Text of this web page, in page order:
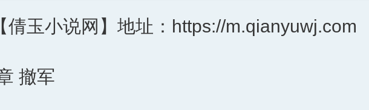
倩玉小说网】地址：https://m.qianyuwj.com
撤军